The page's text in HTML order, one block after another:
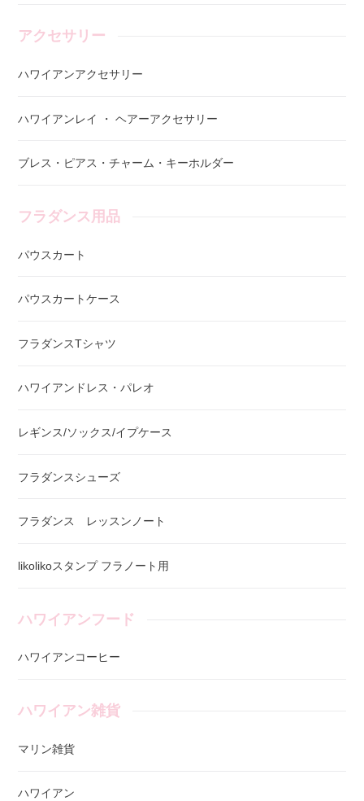
アクセサリー
ハワイアンアクセサリー
ハワイアンレイ ・ ヘアーアクセサリー
ブレス・ピアス・チャーム・キーホルダー
フラダンス用品
パウスカート
パウスカートケース
フラダンスTシャツ
ハワイアンドレス・パレオ
レギンス/ソックス/イプケース
フラダンスシューズ
フラダンス レッスンノート
likolikoスタンプ フラノート用
ハワイアンフード
ハワイアンコーヒー
ハワイアン雑貨
マリン雑貨
ハワイアン